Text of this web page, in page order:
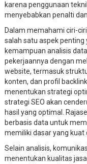
karena penggunaan
menyebabkan penalti
Dalam memahami ciri-
salah satu aspek
kemampuan analisis
pekerjaannya dengan
website, termasuk
konten, dan profil
menentukan strategi
strategi SEO akan
hasil yang optimal.
berbasis data untuk
memiliki dasar yang
Selain analisis,
menentukan kualitas